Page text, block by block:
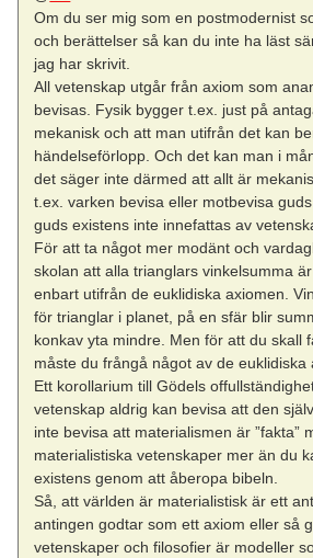
Om du ser mig som en postmodernist
och berättelser så kan du inte ha läst
jag har skrivit.
All vetenskap utgår från axiom som
bevisas. Fysik bygger t.ex. just på
mekanisk och att man utifrån det kan
händelseförlopp. Och det kan man i
det säger inte därmed att allt är
t.ex. varken bevisa eller motbevisa
guds existens inte innefattas av
För att ta något mer modänt och
skolan att alla trianglars vinkelsumma
enbart utifrån de euklidiska axiomen.
för trianglar i planet, på en sfär blir
konkav yta mindre. Men för att du skall
måste du frångå något av de euklidiska
Ett korollarium till Gödels
vetenskap aldrig kan bevisa att den
inte bevisa att materialismen är ”fakta”
materialistiska vetenskaper mer än du
existens genom att åberopa bibeln.
Så, att världen är materialistisk är ett
antingen godtar som ett axiom eller så
vetenskaper och filosofier är modeller